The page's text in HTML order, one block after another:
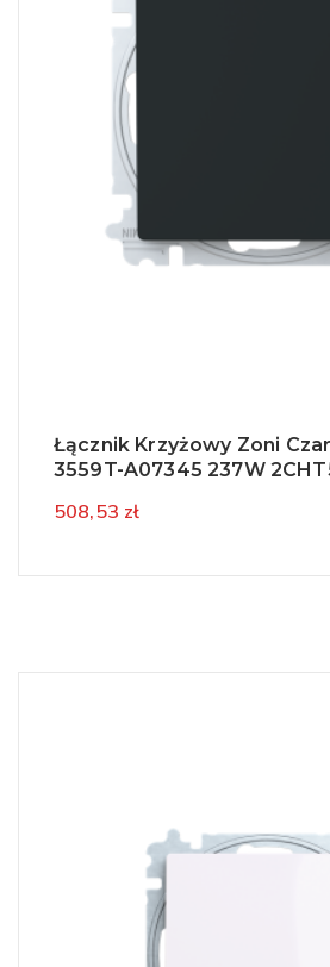
Łącznik Krzyżowy Zoni
3559T-A07345 237W
508,53 zł